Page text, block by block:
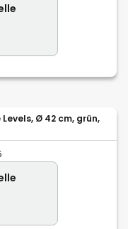
Ø 42 cm, grün,